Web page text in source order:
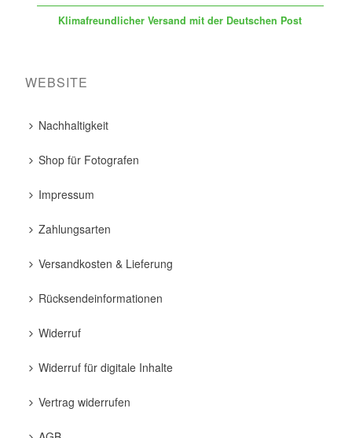
Klimafreundlicher Versand mit der Deutschen Post
WEBSITE
Nachhaltigkeit
Shop für Fotografen
Impressum
Zahlungsarten
Versandkosten & Lieferung
Rücksendeinformationen
Widerruf
Widerruf für digitale Inhalte
Vertrag widerrufen